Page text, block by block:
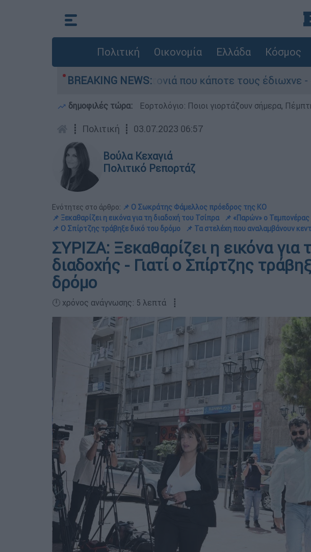
Πολιτική Οικονομία Ελλάδα Κόσμος
BREAKING NEWS:
φωτιά τη γειτονιά που κάποτε τους έδιωχνε - «Πέρασε
δημοφιλές τώρα: Εορτολόγιο: Ποιοι γιορτάζουν σήμερα,
┋ Πολιτική ┋ 03.07.2023 06:57
Βούλα Κεχαγιά
Πολιτικό Ρεπορτάζ
Ενότητες στο άρθρο: 📌 Ο Σωκράτης Φάμελλος πρόεδρος της ΚΟ
📌 Ξεκαθαρίζει η εικόνα για τη διαδοχή του Τσίπρα
📌 «Παρών» ο Τεμπονέρας
📌 Ο Σπίρτζης τράβηξε δικό του δρόμο
📌 Τα στελέχη που αναλαμβάνουν
ΣΥΡΙΖΑ: Ξεκαθαρίζει η εικόνα για
διαδοχής - Γιατί ο Σπίρτζης
δρόμο
🕛 χρόνος ανάγνωσης: 5 λεπτά ┋